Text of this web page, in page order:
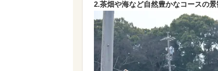
2.茶畑や海など自然豊かなコースの景